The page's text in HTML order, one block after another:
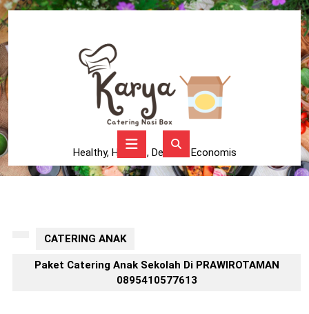
Skip
to
content
Healthy, Higienis, Delicius, Economis
Button
CATERING ANAK
Paket Catering Anak Sekolah Di PRAWIROTAMAN
0895410577613